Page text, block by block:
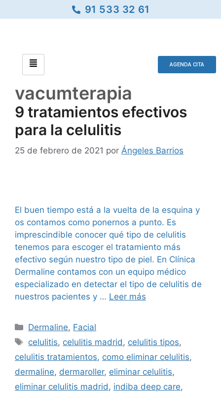
91 533 32 61
AGENDA CITA
vacumterapia
9 tratamientos efectivos
para la celulitis
25 de febrero de 2021 por Ángeles Barrios
El buen tiempo está a la vuelta de la esquina y
os contamos como ponernos a punto. Es
imprescindible conocer qué tipo de celulitis
tenemos para escoger el tratamiento más
efectivo según nuestro tipo de piel. En Clínica
Dermaline contamos con un equipo médico
especializado en detectar el tipo de celulitis de
nuestros pacientes y … Leer más
Dermaline, Facial
celulitis, celulitis madrid , celulitis tipos,
celulitis tratamientos, como eliminar celulitis,
dermaline, dermaroller, eliminar celulitis,
eliminar celulitis madrid , indiba deep care,